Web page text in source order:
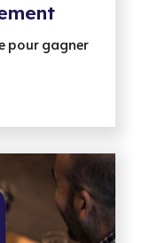
pour gagner